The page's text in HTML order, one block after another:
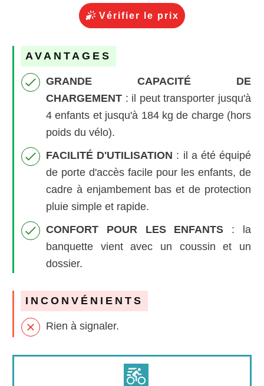
Vérifier le prix
AVANTAGES
GRANDE CAPACITÉ DE
CHARGEMENT : il peut transporter jusqu'à
4 enfants et jusqu'à 184 kg de charge (hors
poids du vélo).
FACILITÉ D'UTILISATION : il a été équipé
de porte d'accès facile pour les enfants, de
cadre à enjambement bas et de protection
pluie simple et rapide.
CONFORT POUR LES ENFANTS
: la
banquette vient avec un coussin et un
dossier.
INCONVÉNIENTS
Rien à signaler.